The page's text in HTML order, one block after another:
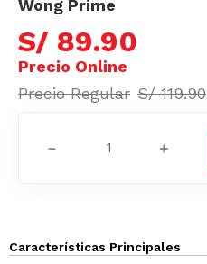
S/ 89.90
S/ 119.90
＋
－
Características Principales